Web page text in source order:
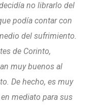
no librarlo del
podía contar con
del sufrimiento.
de Corinto,
muy buenos al
De hecho, es muy
mediato para sus